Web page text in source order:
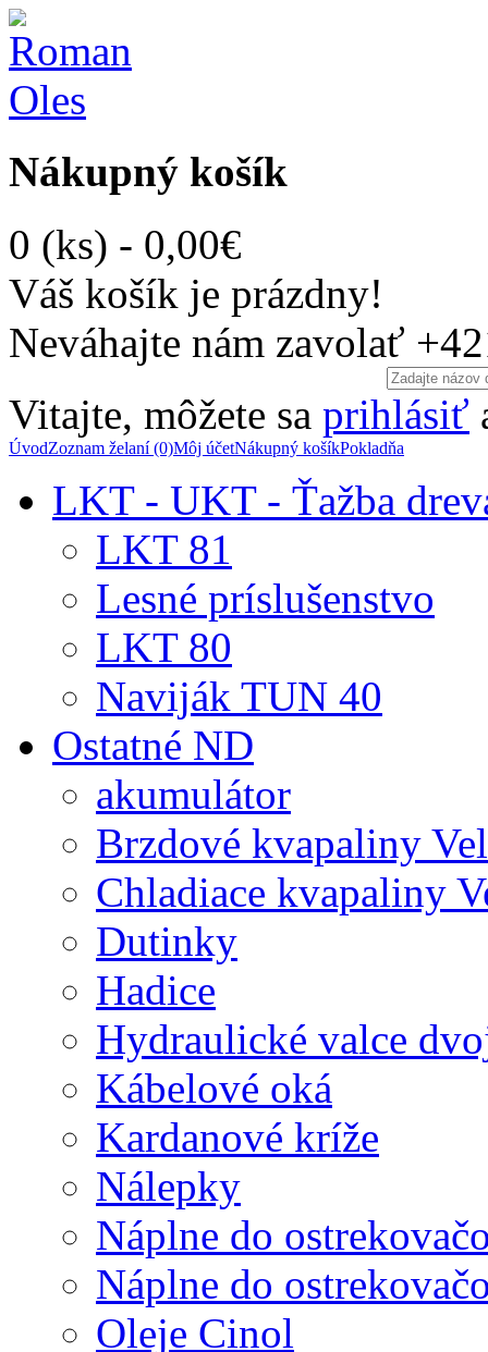
Nákupný košík
0 (ks) - 0,00€
Váš košík je prázdny!
Neváhajte nám zavolať
Vitajte, môžete sa prihlásiť
ÚvodZoznam želaní (0)Môj účetNákupný košíkPokladňa
LKT - UKT - Ťažba
LKT 81
Lesné príslušenstvo
LKT 80
Naviják TUN 40
Ostatné ND
akumulátor
Brzdové kvapaliny
Chladiace kvapaliny
Dutinky
Hadice
Hydraulické valce
Kábelové oká
Kardanové kríže
Nálepky
Náplne do
Náplne do
Oleje Cinol